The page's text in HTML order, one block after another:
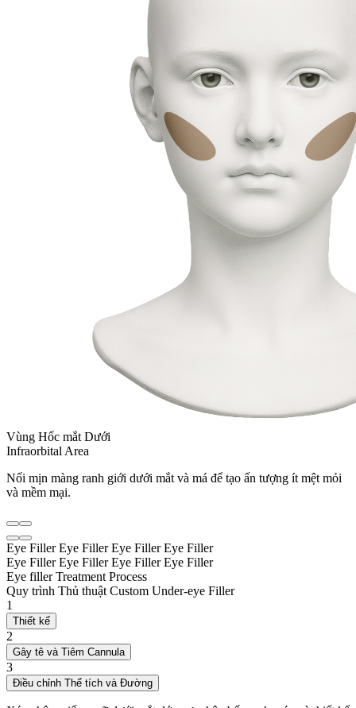
Vùng Hốc mắt Dưới
Infraorbital Area
Nối mịn màng ranh giới dưới mắt và má để tạo ấn tượng ít mệt mỏi
và mềm mại.
Eye Filler Eye Filler Eye Filler Eye Filler
Eye Filler Eye Filler Eye Filler Eye Filler
Eye filler Treatment Process
Quy trình Thủ thuật Custom Under-eye Filler
1
Thiết kế
2
Gây tê và Tiêm Cannula
3
Điều chỉnh Thể tích và Đường